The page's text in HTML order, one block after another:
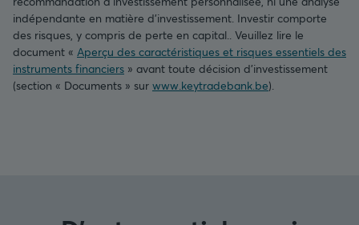
indépendante en matière d’investissement. Investir comporte
des risques, y compris de perte en capital.. Veuillez lire le
document « Aperçu des caractéristiques et risques essentiels des
instruments financiers » avant toute décision d’investissement
(section « Documents » sur www.keytradebank.be).